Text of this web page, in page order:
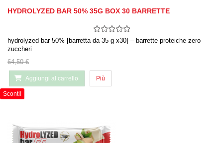
HYDROLYZED BAR 50% 35G BOX 30 BARRETTE
hydrolyzed bar 50% [barretta da 35 g x30] – barrette proteiche zero
zuccheri
64,50 €
Aggiungi al carrello Più
Sconti!